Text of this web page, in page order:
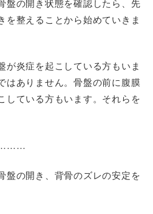
を整えることから始めていきま
炎症を起こしている方もいま
はありません。骨盤の前に腹膜
している方もいます。それらを
………
の開き、背骨のズレの安定を